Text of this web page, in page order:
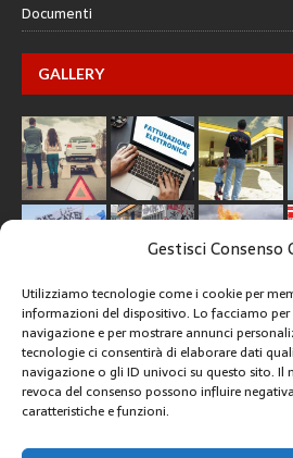
Gestisci Consenso
Utilizziamo tecnologie come i cookie per
informazioni del dispositivo. Lo facciamo
navigazione e per mostrare annunci
tecnologie ci consentirà di elaborare dati
navigazione o gli ID univoci su questo sito. Il
revoca del consenso possono influire
caratteristiche e funzioni.
Documenti
GALLERY
CREATIVE COMMONS
Questa opera è concessa in licenza con i